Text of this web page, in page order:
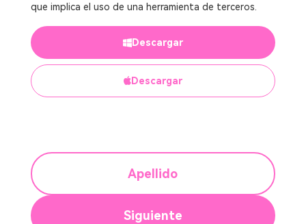
que implica el uso de una herramienta de terceros.
Descargar
Descargar
Apellido
Siguiente